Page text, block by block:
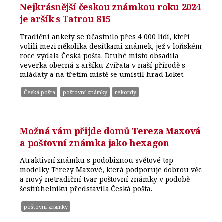
Nejkrásnější českou známkou roku 2024
je aršík s Tatrou 815
Tradiční ankety se účastnilo přes 4 000 lidí, kteří
volili mezi několika desítkami známek, jež v loňském
roce vydala Česká pošta. Druhé místo obsadila
veverka obecná z aršíku Zvířata v naší přírodě s
mláďaty a na třetím místě se umístil hrad Loket.
Česká pošta poštovní známky rekordy
Možná vám přijde domů Tereza Maxová
a poštovní známka jako hexagon
Atraktivní známku s podobiznou světové top
modelky Terezy Maxové, která podporuje dobrou věc
a nový netradiční tvar poštovní známky v podobě
šestiúhelníku představila Česká pošta.
poštovní známky